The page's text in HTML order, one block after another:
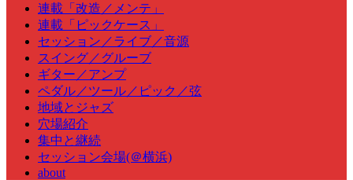
連載「改造／メンテ」
連載「ピックケース」
セッション／ライブ／音源
スイング／グルーブ
ギター／アンプ
ペダル／ツール／ピック／弦
地域とジャズ
穴場紹介
集中と継続
セッション会場(＠横浜)
about